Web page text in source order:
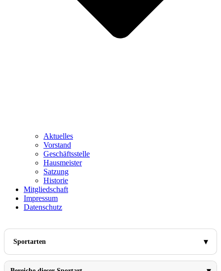
Aktuelles
Vorstand
Geschäftsstelle
Hausmeister
Satzung
Historie
Mitgliedschaft
Impressum
Datenschutz
Sportarten